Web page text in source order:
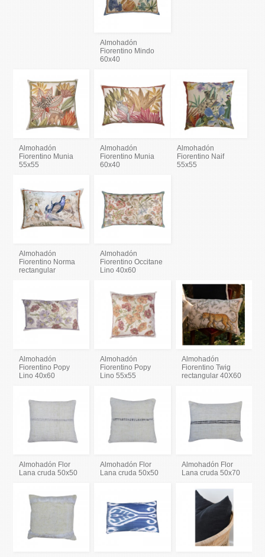
Almohadón
Fiorentino Mindo
60x40
Almohadón
Fiorentino Munia
55x55
Almohadón
Fiorentino Munia
60x40
Almohadón
Fiorentino Naif
55x55
Almohadón
Fiorentino Norma
rectangular
Almohadón
Fiorentino Occitane
Lino 40x60
Almohadón
Fiorentino Popy
Lino 40x60
Almohadón
Fiorentino Popy
Lino 55x55
Almohadón
Fiorentino Twig
rectangular 40X60
Almohadón Flor
Lana cruda 50x50
Almohadón Flor
Lana cruda 50x50
Almohadón Flor
Lana cruda 50x70